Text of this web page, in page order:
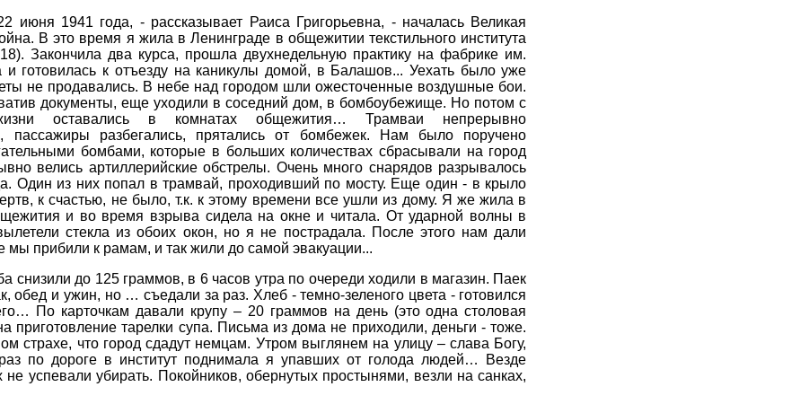
июня 1941 года, - рассказывает Раиса Григорьевна, - началась Великая
В это время я жила в Ленинграде в общежитии текстильного института
Закончила два курса, прошла двухнедельную практику на фабрике им.
и готовилась к отъезду на каникулы домой, в Балашов... Уехать было уже
не продавались. В небе над городом шли ожесточенные воздушные бои.
документы, еще уходили в соседний дом, в бомбоубежище. Но потом с
оставались в комнатах общежития… Трамваи непрерывно
пассажиры разбегались, прятались от бомбежек. Нам было поручено
бомбами, которые в больших количествах сбрасывали на город
велись артиллерийские обстрелы. Очень много снарядов разрывалось
Один из них попал в трамвай, проходивший по мосту. Еще один - в крыло
к счастью, не было, т.к. к этому времени все ушли из дому. Я же жила в
и во время взрыва сидела на окне и читала. От ударной волны в
стекла из обоих окон, но я не пострадала. После этого нам дали
мы прибили к рамам, и так жили до самой эвакуации...
снизили до 125 граммов, в 6 часов утра по очереди ходили в магазин. Паек
обед и ужин, но … съедали за раз. Хлеб - темно-зеленого цвета - готовился
По карточкам давали крупу – 20 граммов на день (это одна столовая
приготовление тарелки супа. Письма из дома не приходили, деньги - тоже.
страхе, что город сдадут немцам. Утром выглянем на улицу – слава Богу,
по дороге в институт поднимала я упавших от голода людей… Везде
успевали убирать. Покойников, обернутых простынями, везли на санках,